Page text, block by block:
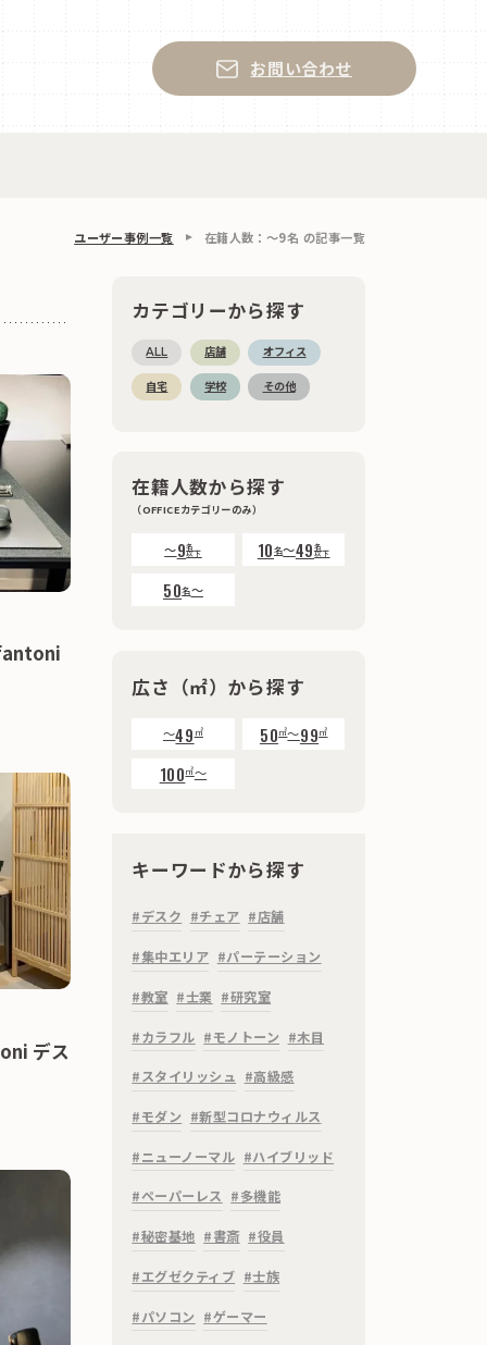
お問い合わせ
ユーザー事例一覧 在籍人数：〜9名 の記事一覧
デス
カテゴリーから探す
ALL 店舗 オフィス
自宅 学校 その他
在籍人数から探す
（OFFICEカテゴリーのみ）
〜9名
以下 10名〜49名
以下
50名〜
広さ（㎡）から探す
〜49㎡ 50㎡〜99㎡
100㎡〜
キーワードから探す
#デスク #チェア #店舗
#集中エリア #パーテーション
#教室 #士業 #研究室
#カラフル #モノトーン #木目
#スタイリッシュ #高級感
#モダン #新型コロナウィルス
#ニューノーマル #ハイブリッド
#ペーパーレス #多機能
#秘密基地 #書斎 #役員
#エグゼクティブ #士族
#パソコン #ゲーマー